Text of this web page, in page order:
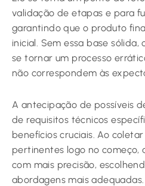
validação de etapas e para
garantindo que o produto
inicial. Sem essa base
se tornar um processo
não correspondem às
A antecipação de possíveis
de requisitos técnicos
benefícios cruciais. Ao
pertinentes logo no começo,
com mais precisão,
abordagens mais